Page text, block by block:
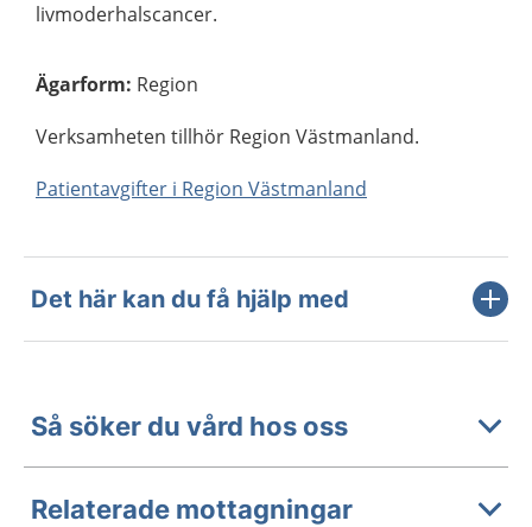
livmoderhalscancer.
Ägarform: Region
Verksamheten tillhör Region Västmanland.
Patientavgifter i Region Västmanland
Det här kan du få hjälp med
Så söker du vård hos oss
Relaterade mottagningar